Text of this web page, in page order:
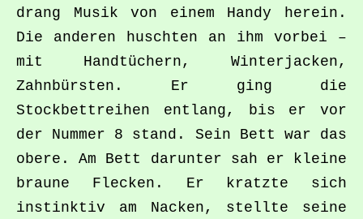
drang Musik von einem Handy herein.
Die anderen huschten an ihm vorbei –
mit Handtüchern, Winterjacken,
Zahnbürsten. Er ging die
Stockbettreihen entlang, bis er vor
der Nummer 8 stand. Sein Bett war das
obere. Am Bett darunter sah er kleine
braune Flecken. Er kratzte sich
instinktiv am Nacken, stellte seine